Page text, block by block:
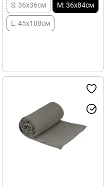
S: 36х36см M: 36х84см
L: 45х108см